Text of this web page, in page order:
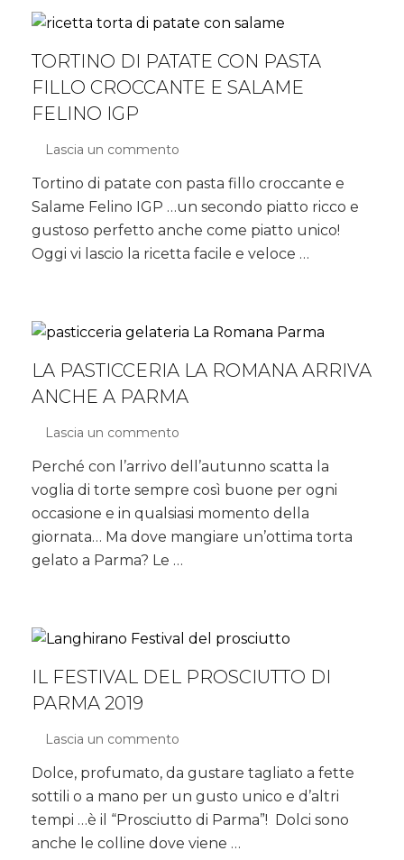
TORTINO DI PATATE CON PASTA
FILLO CROCCANTE E SALAME
FELINO IGP
Lascia un commento
di
patate
con
pasta
fillo
Felino
Tortino di patate con pasta fillo croccante e
Salame Felino IGP …un secondo piatto ricco e
gustoso perfetto anche come piatto unico!
Oggi vi lascio la ricetta facile e veloce …
LA PASTICCERIA LA ROMANA ARRIVA
ANCHE A PARMA
Lascia un commento
Pasticceria
La
Romana
anche
a
Perché con l’arrivo dell’autunno scatta la
voglia di torte sempre così buone per ogni
occasione e in qualsiasi momento della
giornata… Ma dove mangiare un’ottima torta
gelato a Parma? Le …
IL FESTIVAL DEL PROSCIUTTO DI
PARMA 2019
Lascia un commento
Festival
del
Prosciutto
Parma
Dolce, profumato, da gustare tagliato a fette
sottili o a mano per un gusto unico e d’altri
tempi …è il “Prosciutto di Parma”! Dolci sono
anche le colline dove viene …